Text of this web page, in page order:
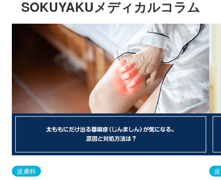
SOKUYAKUメディカルコラム
皮膚科